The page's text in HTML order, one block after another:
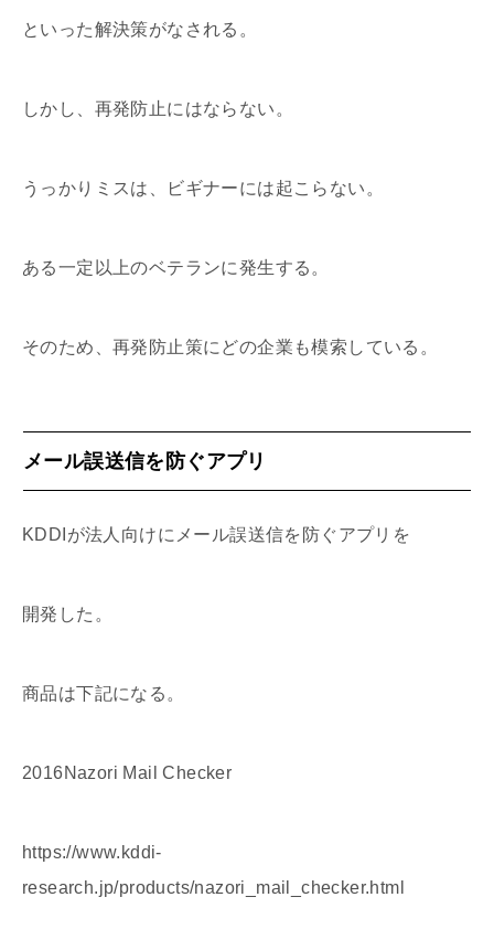
といった解決策がなされる。
しかし、再発防止にはならない。
うっかりミスは、ビギナーには起こらない。
ある一定以上のベテランに発生する。
そのため、再発防止策にどの企業も模索している。
メール誤送信を防ぐアプリ
KDDIが法人向けにメール誤送信を防ぐアプリを
開発した。
商品は下記になる。
2016Nazori Mail Checker
https://www.kddi-
research.jp/products/nazori_mail_checker.html